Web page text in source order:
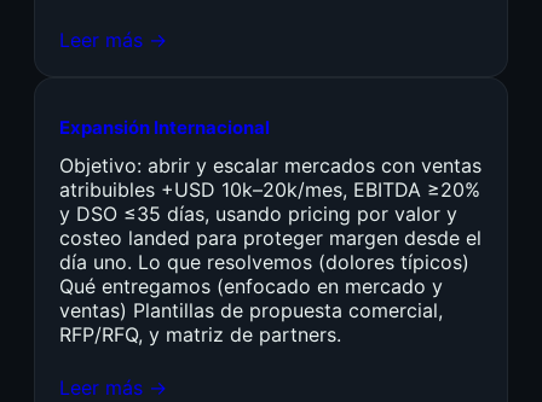
Leer más →
Expansión Internacional
Objetivo: abrir y escalar mercados con ventas
atribuibles +USD 10k–20k/mes, EBITDA ≥20%
y DSO ≤35 días, usando pricing por valor y
costeo landed para proteger margen desde el
día uno. Lo que resolvemos (dolores típicos)
Qué entregamos (enfocado en mercado y
ventas) Plantillas de propuesta comercial,
RFP/RFQ, y matriz de partners.
Leer más →